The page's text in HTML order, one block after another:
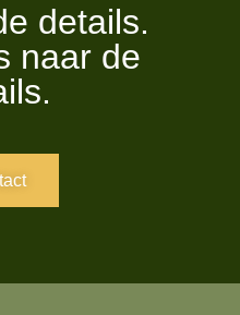
details.
naar de